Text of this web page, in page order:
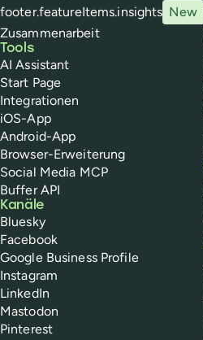
footer.featureItems.insights New
Zusammenarbeit
Tools
AI Assistant
Start Page
Integrationen
iOS-App
Android-App
Browser-Erweiterung
Social Media MCP
Buffer API
Kanäle
Bluesky
Facebook
Google Business Profile
Instagram
LinkedIn
Mastodon
Pinterest